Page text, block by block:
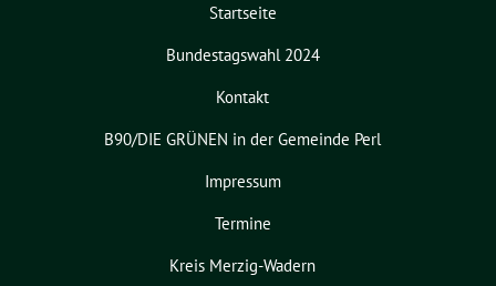
Startseite
Bundestagswahl 2024
Kontakt
B90/DIE GRÜNEN in der Gemeinde Perl
Impressum
Termine
Kreis Merzig-Wadern